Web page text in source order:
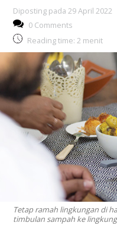
Diposting pada 29 April 2022
0 Comments
Reading time: 2 menit
Tetap ramah lingkungan di
timbulan sampah ke